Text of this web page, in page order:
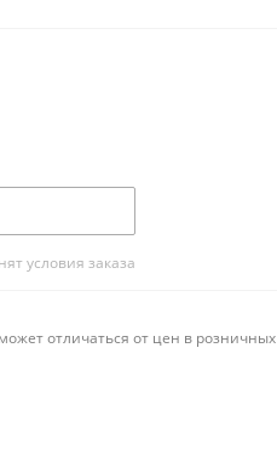
условия заказа
отличаться от цен в розничных